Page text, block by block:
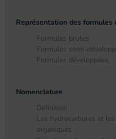
Représentation des formules
Formules brutes
Formules semi-
Formules développées
Nomenclature
Définition
Les hydrocarbures et
organiques